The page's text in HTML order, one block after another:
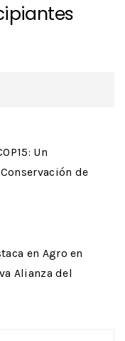
Un
de
en Agro en
Alianza del